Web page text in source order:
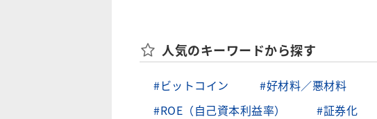
人気のキーワードから探す
#ビットコイン #好材料／悪材料
#ROE（自己資本利益率）
#証券化